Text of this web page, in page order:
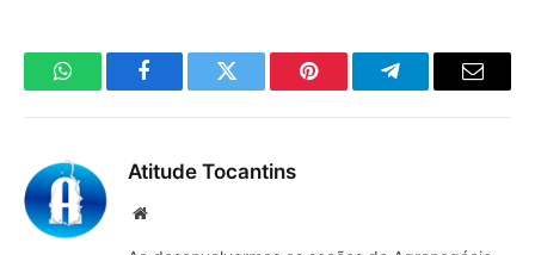
WhatsAppFacebookTwitter Pinterest TelegramaE-
Atitude Tocantins
Site